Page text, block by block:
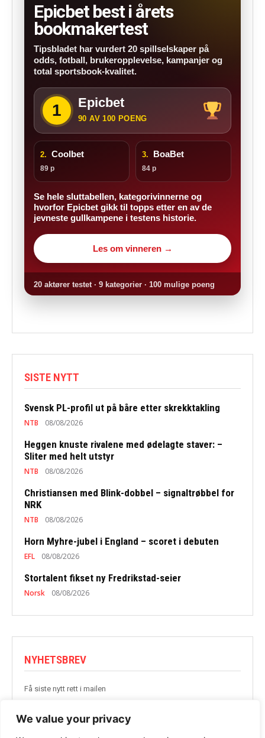
We value your privacy
Epicbet best i årets
bookmakertest
Tipsbladet har vurdert 20 spillselskaper på
odds, fotball, brukeropplevelse, kampanjer og
total sportsbook-kvalitet.
1 Epicbet
90 AV 100 POENG
2. Coolbet
89 p
3. BoaBet
84 p
Se hele sluttabellen, kategorivinnerne og
hvorfor Epicbet gikk til topps etter en av de
jevneste gullkampene i testens historie.
Les om vinneren →
20 aktører testet · 9 kategorier · 100 mulige poeng
SISTE NYTT
Svensk PL-profil ut på båre etter skrekktakling
NTB 08/08/2026
Heggen knuste rivalene med ødelagte staver: –
Sliter med helt utstyr
NTB 08/08/2026
Christiansen med Blink-dobbel – signaltrøbbel for
NRK
NTB 08/08/2026
Horn Myhre-jubel i England – scoret i debuten
EFL 08/08/2026
Stortalent fikset ny Fredrikstad-seier
Norsk 08/08/2026
NYHETSBREV
Få siste nytt rett i mailen